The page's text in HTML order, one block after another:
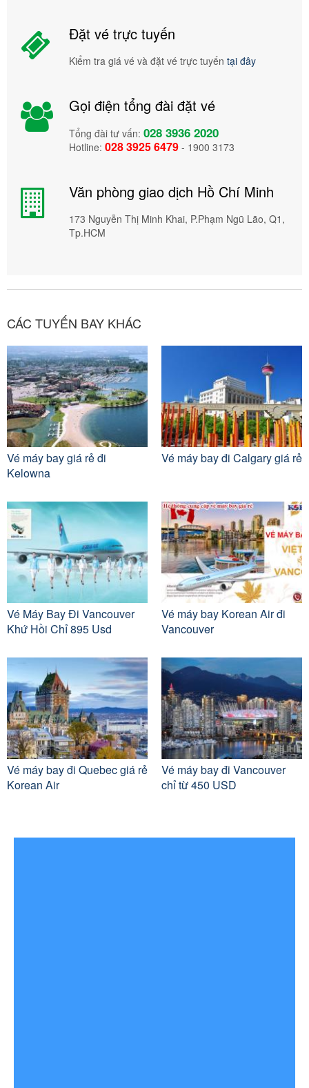
Đặt vé trực tuyến
Kiểm tra giá vé và đặt vé trực tuyến tại đây
Gọi điện tổng đài đặt vé
Tổng đài tư vấn: 028 3936 2020
Hotline: 028 3925 6479 - 1900 3173
Văn phòng giao dịch Hồ Chí Minh
173 Nguyễn Thị Minh Khai, P.Phạm Ngũ Lão, Q1,
Tp.HCM
CÁC TUYẾN BAY KHÁC
Vé máy bay giá rẻ đi
Kelowna
Vé máy bay đi Calgary giá rẻ
Vé Máy Bay Đi Vancouver
Khứ Hồi Chỉ 895 Usd
Vé máy bay Korean Air đi
Vancouver
Vé máy bay đi Quebec giá rẻ
Korean Air
Vé máy bay đi Vancouver
chỉ từ 450 USD